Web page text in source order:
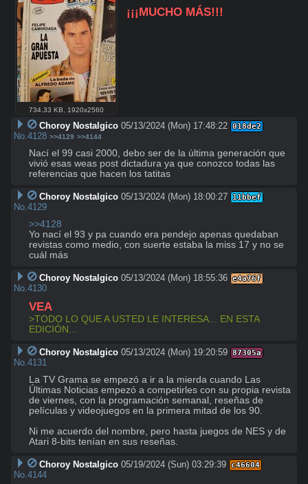
734.33 KB 1920x2560
¡¡¡MUCHO MÁS!!!
Choroy Nostalgico 05/13/2024 (Mon) 17:48:22 018de2
No.4128 >>4129 >>4144
Nací el 99 casi 2000, debo ser de la última generación que
vivió esas weas post dictadura ya que conozco todas las
referencias que hacen los tatitas
Choroy Nostalgico 05/13/2024 (Mon) 18:00:27 11bbef
No.4129
>>4128
Yo nací el 93 y pa cuando era pendejo apenas quedaban
revistas como medio, con suerte estaba la miss 17 y no se
cuál más
Choroy Nostalgico 05/13/2024 (Mon) 18:55:36 e4a76f
No.4130
VEA
>TODO LO QUE A USTED LE INTERESA... EN ESTA
EDICIÓN...
Choroy Nostalgico 05/13/2024 (Mon) 19:20:59 87305a
No.4131
La TV Grama se empezó a ir a la mierda cuando Las
Últimas Noticias empezó a competirles con su propia revista
de viernes, con la programación semanal, reseñas de
películas y videojuegos en la primera mitad de los 90.
Ni me acuerdo del nombre, pero hasta juegos de NES y de
Atari 8-bits tenían en sus reseñas.
Choroy Nostalgico 05/19/2024 (Sun) 03:29:39 c46604
No.4144